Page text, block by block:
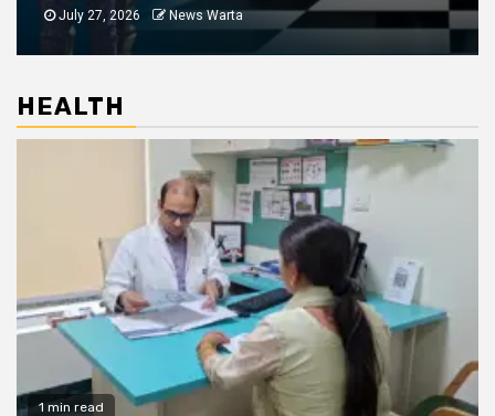
July 27, 2026 News Warta
HEALTH
1 min read